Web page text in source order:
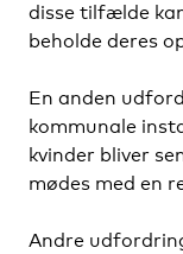
disse tilfælde
beholde deres
En anden
kommunale
kvinder bliver
mødes med en
Andre